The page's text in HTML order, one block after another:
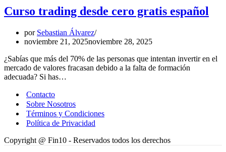
Curso trading desde cero gratis español
por Sebastian Álvarez
noviembre 21, 2025noviembre 28, 2025
¿Sabías que más del 70% de las personas que intentan invertir en el
mercado de valores fracasan debido a la falta de formación
adecuada? Si has…
Contacto
Sobre Nosotros
Términos y Condiciones
Política de Privacidad
Copyright @ Fin10 - Reservados todos los derechos